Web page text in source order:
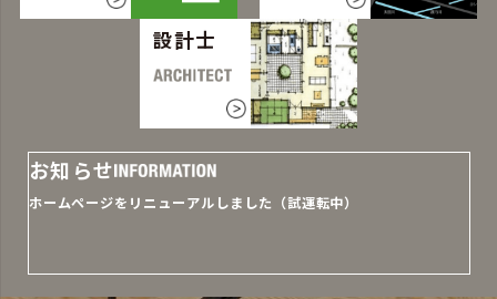
設計士
お知らせ
ホームページをリニューアルしました（試運転中）